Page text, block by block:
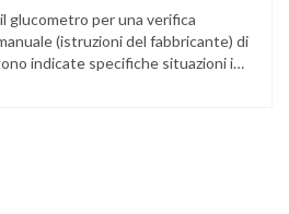
glucometro per una verifica
(istruzioni del fabbricante) di
indicate specifiche situazioni in